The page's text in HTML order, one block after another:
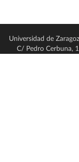
Universidad de
C/ Pedro Cerbuna,